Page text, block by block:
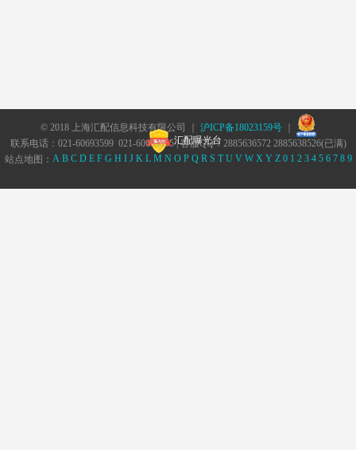
© 2018 上海汇配信息科技有限公司 ｜ 沪ICP备18023159号｜
汇配曝光台
联系电话：021-60693599 021-60693555 | 客服QQ：2885636572 2885638526(已满)
站点地图： A B C D E F G H I J K L M N O P Q R S T U V W X Y Z 0 1 2 3 4 5 6 7 8 9